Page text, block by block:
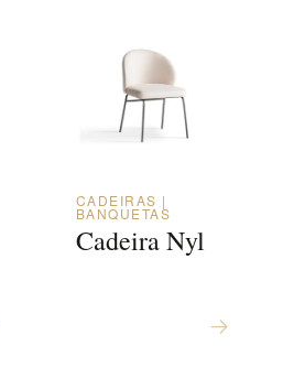
CADEIRAS |
BANQUETAS
Cadeira Nyl